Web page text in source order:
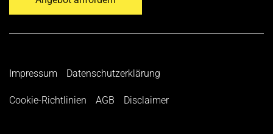
Impressum Datenschutzerklärung
Cookie-Richtlinien AGB Disclaimer